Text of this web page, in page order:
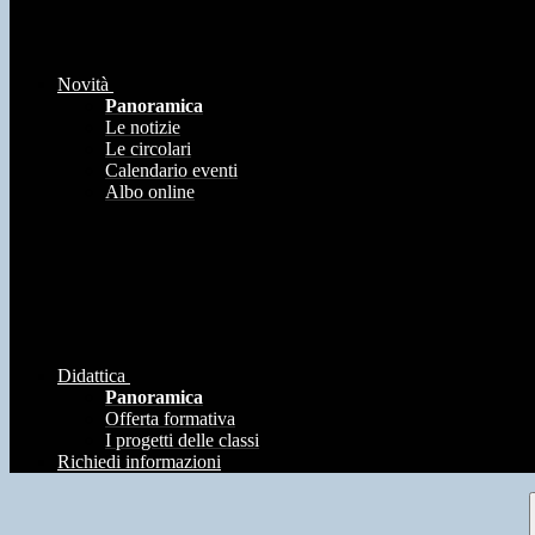
Novità
Panoramica
Le notizie
Le circolari
Calendario eventi
Albo online
Didattica
Panoramica
Offerta formativa
I progetti delle classi
Richiedi informazioni